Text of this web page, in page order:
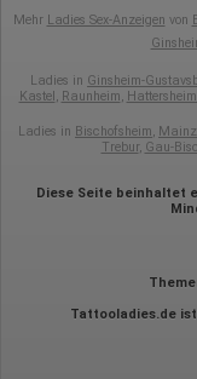
Mehr Ladies Sex-Anzeigen von
Ladies in Ginsheim-
Kastel , Raunheim,
Ladies in Bischofsheim,
Trebur, Gau-
Diese Seite beinhaltet
Tattooladies.de ist